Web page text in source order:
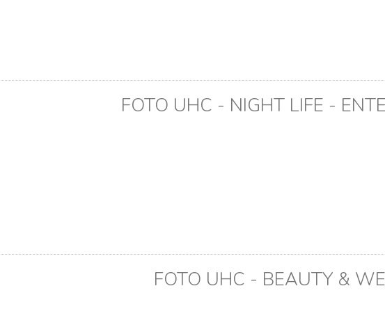
FOTO UHC - NIGHT LIFE -
FOTO UHC - BEAUTY &